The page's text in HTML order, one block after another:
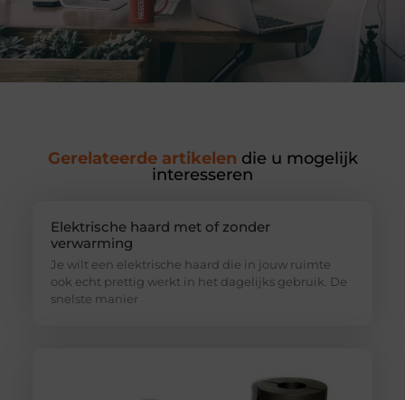
Gerelateerde artikelen die u mogelijk
interesseren
Elektrische haard met of zonder
verwarming
Je wilt een elektrische haard die in jouw ruimte
ook echt prettig werkt in het dagelijks gebruik. De
snelste manier